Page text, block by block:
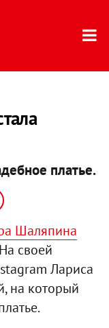
платье.
Шаляпина
своей
Лариса
на который